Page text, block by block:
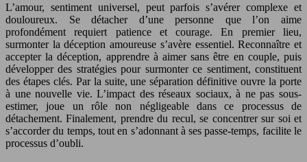
L’amour, sentiment universel, peut parfois s’avérer complexe et
douloureux. Se détacher d’une personne que l’on aime
profondément requiert patience et courage. En premier lieu,
surmonter la déception amoureuse s’avère essentiel. Reconnaître et
accepter la déception, apprendre à aimer sans être en couple, puis
développer des stratégies pour surmonter ce sentiment, constituent
des étapes clés. Par la suite, une séparation définitive ouvre la porte
à une nouvelle vie. L’impact des réseaux sociaux, à ne pas sous-
estimer, joue un rôle non négligeable dans ce processus de
détachement. Finalement, prendre du recul, se concentrer sur soi et
s’accorder du temps, tout en s’adonnant à ses passe-temps, facilite le
processus d’oubli.